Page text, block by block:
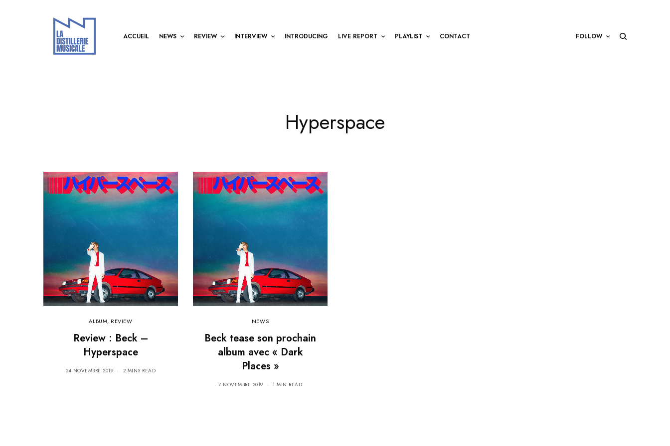
ACCUEIL NEWS REVIEW INTERVIEW INTRODUCING LIVE REPORT PLAYLIST CONTACT FOLLOW
Hyperspace
ALBUM, REVIEW
Review : Beck –
Hyperspace
24 NOVEMBRE 2019 2 MINS READ
NEWS
Beck tease son prochain
album avec « Dark
Places »
7 NOVEMBRE 2019 1 MIN READ